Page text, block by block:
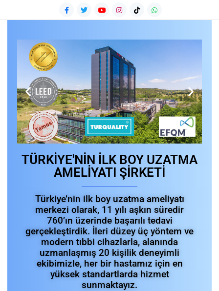
TÜRKİYE'NİN İLK BOY UZATMA
AMELİYATI ŞİRKETİ
Türkiye’nin ilk boy uzatma ameliyatı
merkezi olarak, 11 yılı aşkın süredir
760’ın üzerinde başarılı tedavi
gerçekleştirdik. İleri düzey üç yöntem ve
modern tıbbi cihazlarla, alanında
uzmanlaşmış 20 kişilik deneyimli
ekibimizle, her bir hastamız için en
yüksek standartlarda hizmet
sunmaktayız.